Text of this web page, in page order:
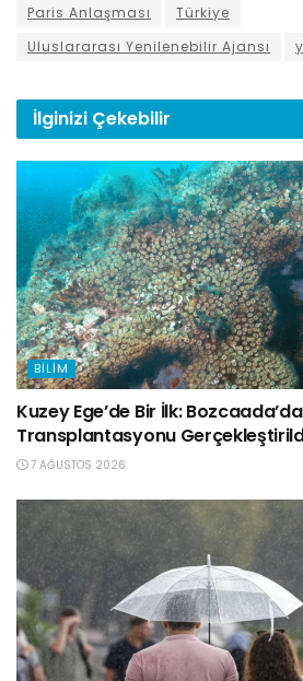
Paris Anlaşması
Türkiye
Uluslararası Yenilenebilir Ajansı
İlginizi Çekebilir
BILIM
Kuzey Ege’de Bir İlk:
Transplantasyonu
7 AĞUSTOS 2026